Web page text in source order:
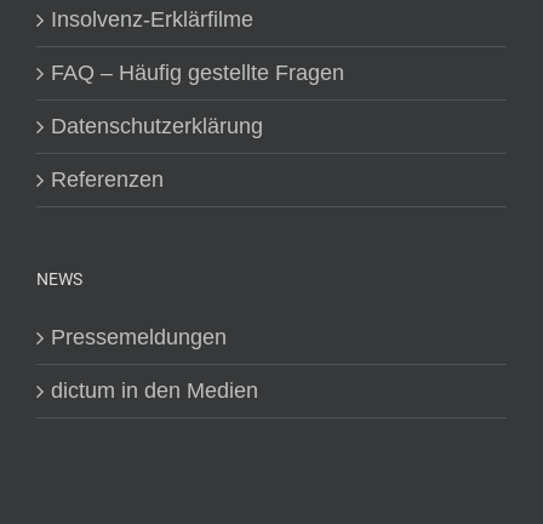
Insolvenz-Erklärfilme
FAQ – Häufig gestellte Fragen
Datenschutzerklärung
Referenzen
NEWS
Pressemeldungen
dictum in den Medien